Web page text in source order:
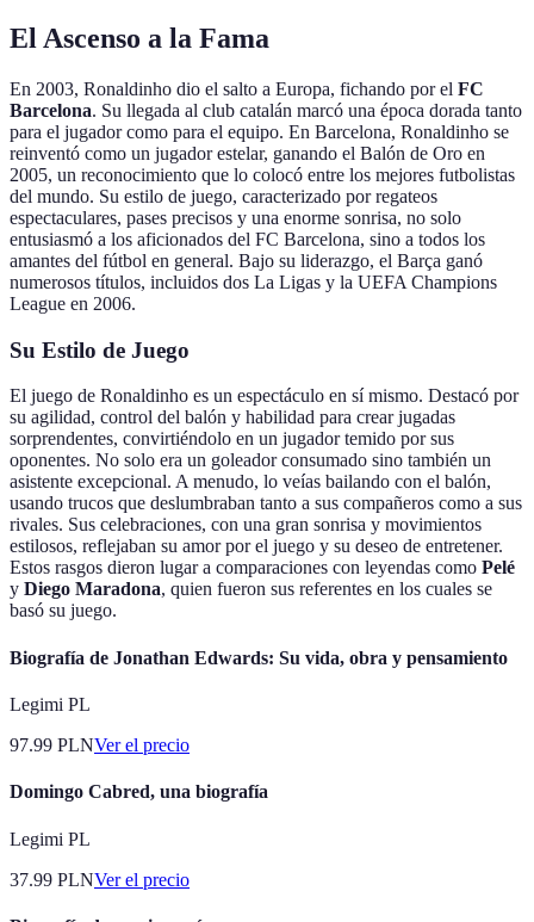
El Ascenso a la Fama
En 2003, Ronaldinho dio el salto a Europa, fichando por el FC
Barcelona. Su llegada al club catalán marcó una época dorada tanto
para el jugador como para el equipo. En Barcelona, Ronaldinho se
reinventó como un jugador estelar, ganando el Balón de Oro en
2005, un reconocimiento que lo colocó entre los mejores futbolistas
del mundo. Su estilo de juego, caracterizado por regateos
espectaculares, pases precisos y una enorme sonrisa, no solo
entusiasmó a los aficionados del FC Barcelona, sino a todos los
amantes del fútbol en general. Bajo su liderazgo, el Barça ganó
numerosos títulos, incluidos dos La Ligas y la UEFA Champions
League en 2006.
Su Estilo de Juego
El juego de Ronaldinho es un espectáculo en sí mismo. Destacó por
su agilidad, control del balón y habilidad para crear jugadas
sorprendentes, convirtiéndolo en un jugador temido por sus
oponentes. No solo era un goleador consumado sino también un
asistente excepcional. A menudo, lo veías bailando con el balón,
usando trucos que deslumbraban tanto a sus compañeros como a sus
rivales. Sus celebraciones, con una gran sonrisa y movimientos
estilosos, reflejaban su amor por el juego y su deseo de entretener.
Estos rasgos dieron lugar a comparaciones con leyendas como Pelé
y Diego Maradona, quien fueron sus referentes en los cuales se
basó su juego.
Biografía de Jonathan Edwards: Su vida, obra y pensamiento
Legimi PL
97.99 PLNVer el precio
Domingo Cabred, una biografía
Legimi PL
37.99 PLNVer el precio